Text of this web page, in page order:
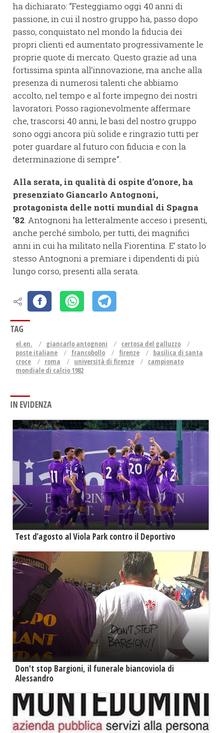
ha dichiarato: “Festeggiamo oggi 40 anni di
passione, in cui il nostro gruppo ha, passo dopo
passo, conquistato nel mondo la fiducia dei
propri clienti ed aumentato progressivamente le
proprie quote di mercato. Questo grazie ad una
fortissima spinta all’innovazione, ma anche alla
presenza di numerosi talenti che abbiamo
accolto, nel tempo e al forte impegno dei nostri
lavoratori. Posso ragionevolmente affermare
che, trascorsi 40 anni, le basi del nostro gruppo
sono oggi ancora più solide e ringrazio tutti per
poter guardare al futuro con fiducia e con la
determinazione di sempre”.
Alla serata, in qualità di ospite d’onore, ha
presenziato Giancarlo Antognoni,
protagonista delle notti mundial di Spagna
’82. Antognoni ha letteralmente acceso i presenti,
anche perché simbolo, per tutti, dei magnifici
anni in cui ha militato nella Fiorentina. E’ stato lo
stesso Antognoni a premiare i dipendenti di più
lungo corso, presenti alla serata.
TAG
el.en. giancarlo antognoni
certosa del galluzzo
poste italiane
francobollo firenze
basilica di santa
croce
roma università di firenze
campionato
mondiale di calcio 1982
IN EVIDENZA
Test d’agosto al Viola Park contro il Deportivo
Don't stop Bargioni, il funerale biancoviola di
Alessandro